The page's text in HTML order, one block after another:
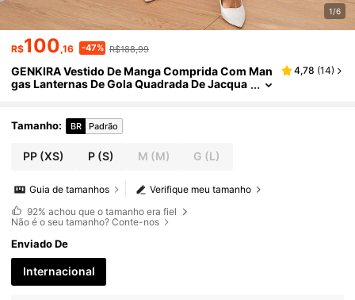
1/6
R$100,16 -47% R$188,99
GENKIRA Vestido De Manga Comprida Com Man
gas Lanternas De Gola Quadrada De Jacqua
4,78 (14)
Tamanho: BR Padrão
PP(XS) P(S) M (M) G (L)
Verifique meu tamanho
Guia de tamanhos
92% achou que o tamanho era fiel
Não é o seu tamanho? Conte-nos
Enviado De
Internacional